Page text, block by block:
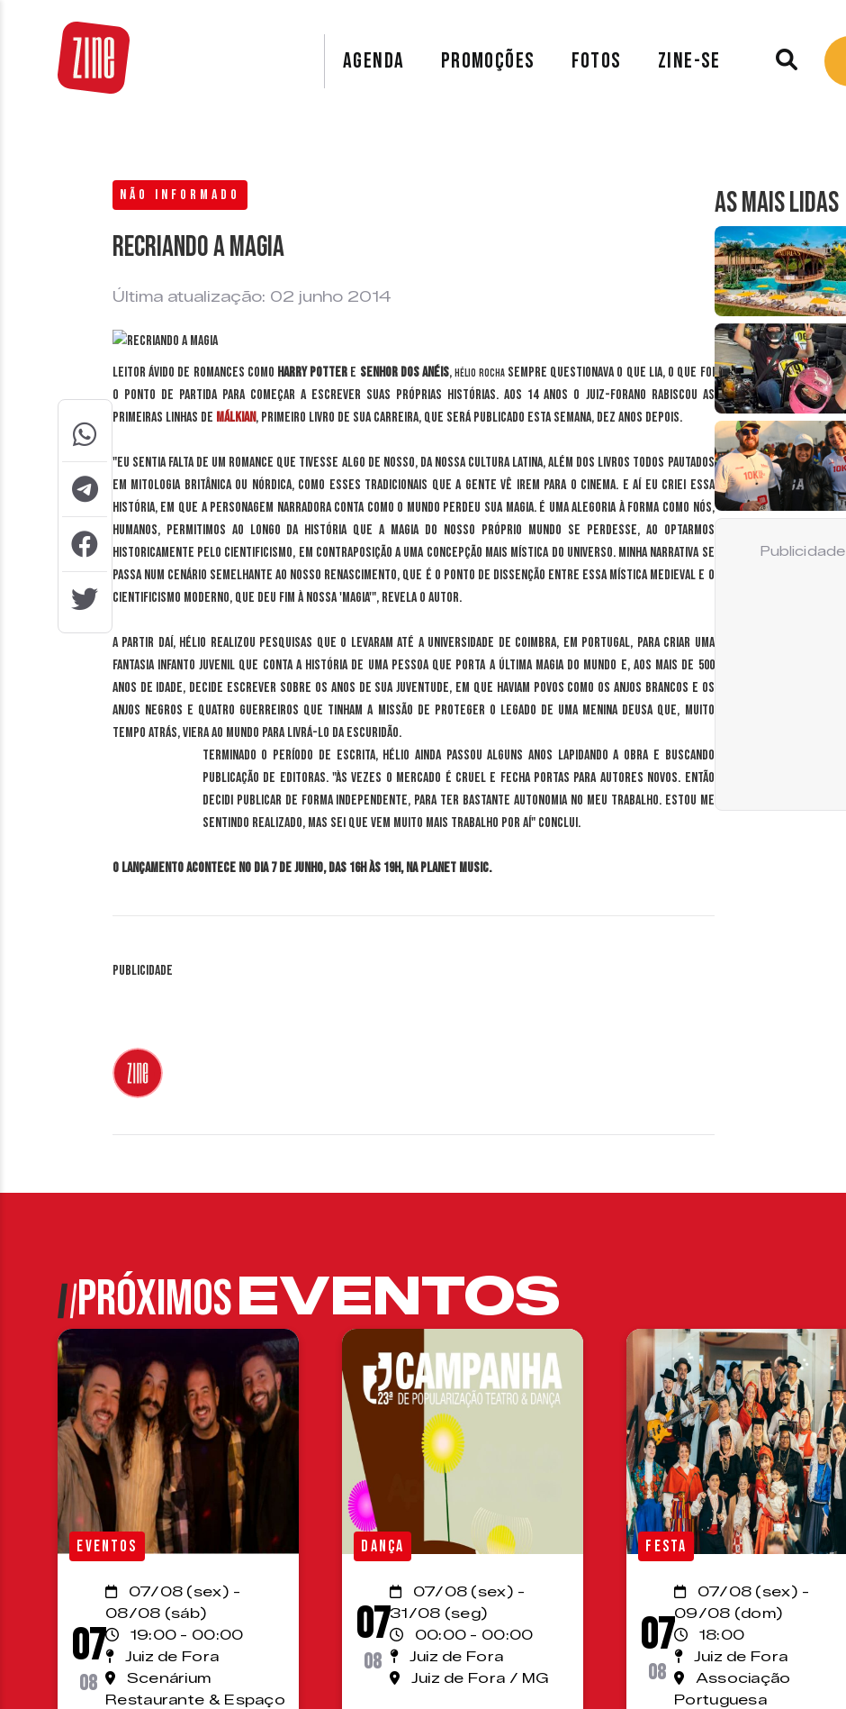
AGENDA PROMOÇÕES FOTOS ZINE-SE
NÃO INFORMADO
Recriando a magia
Última atualização: 02 junho 2014
Leitor ávido de romances como Harry Potter e Senhor dos Anéis,Hélio Rochasempre questionava o que lia, o que foi
o ponto de partida para começar a escrever suas próprias histórias. Aos 14 anos o juiz-forano rabiscou as
primeiras linhas de Málkian, primeiro livro de sua carreira, que será publicado esta semana, dez anos depois.
"Eu sentia falta de um romance que tivesse algo de nosso, da nossa cultura latina, além dos livros todos pautados
em mitologia britânica ou nórdica, como esses tradicionais que a gente vê irem para o cinema. E aí eu criei essa
história, em que a personagem narradora conta como o mundo perdeu sua magia. É uma alegoria à forma como nós,
humanos, permitimos ao longo da história que a magia do nosso próprio mundo se perdesse, ao optarmos
historicamente pelo cientificismo, em contraposição a uma concepção mais mística do universo. Minha narrativa se
passa num cenário semelhante ao nosso renascimento, que é o ponto de dissenção entre essa mística medieval e o
cientificismo moderno, que deu fim à nossa 'magia'", revela o autor.
A partir daí, Hélio realizou pesquisas que o levaram até a Universidade de Coimbra, em Portugal, para criar uma
fantasia infanto juvenil que conta a história de uma pessoa que porta a última magia do mundo e, aos mais de 500
anos de idade, decide escrever sobre os anos de sua juventude, em que haviam povos como os anjos brancos e os
anjos negros e quatro guerreiros que tinham a missão de proteger o legado de uma menina deusa que, muito
tempo atrás, viera ao mundo para livrá-lo da escuridão.
Terminado o período de escrita, Hélio ainda passou alguns anos lapidando a obra e buscando
publicação de editoras. "Às vezes o mercado é cruel e fecha portas para autores novos. Então
decidi publicar de forma independente, para ter bastante autonomia no meu trabalho. Estou me
sentindo realizado, mas sei que vem muito mais trabalho por aí" conclui.
O lançamento acontece no dia 7 de junho, das 16h às 19h, na Planet Music.
Publicidade
AS MAIS LIDAS
Publicidade
PRÓXIMOSEVENTOS
EVENTOS
07
08
07/08 (sex) -
08/08 (sáb)
19:00 - 00:00
Juiz de Fora
Scenárium
Restaurante & Espaço
DANÇA
07
08
07/08 (sex) -
31/08 (seg)
00:00 - 00:00
Juiz de Fora
Juiz de Fora / MG
FESTA
07
08
07/08 (sex) -
09/08 (dom)
18:00
Juiz de Fora
Associação
Portuguesa